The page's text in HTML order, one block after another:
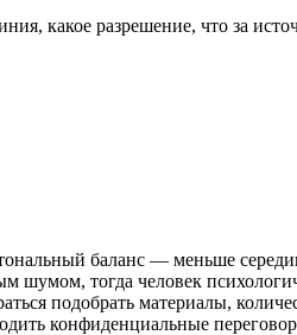
какое разрешение, что за
баланс — меньше
тогда человек
подобрать материалы,
конфиденциальные